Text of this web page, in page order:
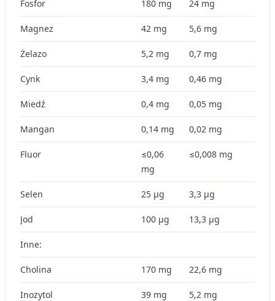
Fosfor 180 mg 24 mg
Magnez 42 mg 5,6 mg
Żelazo 5,2 mg 0,7 mg
Cynk 3,4 mg 0,46 mg
Miedź 0,4 mg 0,05 mg
Mangan 0,14 mg 0,02 mg
Fluor
≤0,06
mg
≤0,008 mg
Selen 25 µg 3,3 µg
Jod 100 µg 13,3 µg
Inne:
Cholina 170 mg 22,6 mg
Inozytol 39 mg 5,2 mg